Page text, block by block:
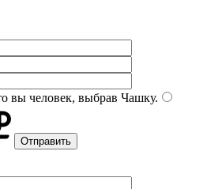
вы человек, выбрав Чашку.